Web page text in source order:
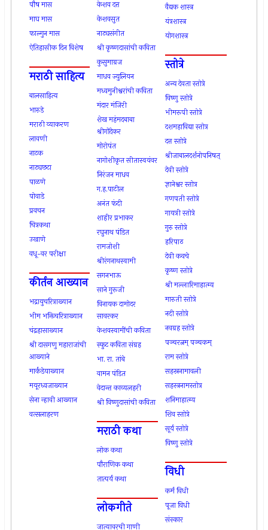
पौष मास
माघ मास
फाल्गुन मास
ऐतिहासीक दिन विशेष
मराठी साहित्य
बालसाहित्य
भारुडे
मराठी व्याकरण
लावणी
नाटक
नाट्यछटा
पाळणे
पोवाडे
प्रवचन
चित्रकथा
उखाणे
वधू-वर परीक्षा
कीर्तन आख्यान
भद्रायुचरित्राख्यान
भीम भक्तिचरित्राख्यान
चंद्रहासाख्यान
श्री दासगणु महाराजांची
आख्याने
मार्कंडेयाख्यान
मयूरध्वजाख्यान
सेना न्हावी आख्यान
वत्सलाहरण
केशव दत्त
केशवसुत
नाट्यसंगीत
श्री कृष्णदासांची कविता
कुसुमाग्रज
माधव ज्युलियन
मध्वमुनीश्वरांची कविता
मंदार मंजिरी
शेख महंमदबाबा
श्रीगोंदेकर
मोरोपंत
नागोशीकृत सीतास्वयंवर
निरंजन माधव
ग.ह.पाटील
अनंत फंदी
शाहीर प्रभाकर
रघुनाथ पंडित
रामजोशी
श्रीरंगनाथस्वामी
सगनभाऊ
साने गुरूजी
विनायक दामोदर
सावरकर
केशवस्वामींची कविता
स्फुट कविता संग्रह
भा. रा. तांबे
वामन पंडित
वेदान्त काव्यलहरी
श्री विष्णुदासांची कविता
मराठी कथा
लोक कथा
पौराणिक कथा
तात्पर्य कथा
लोकगीते
जात्यावरची गाणी
वैद्यक शास्त्र
यंत्रशास्त्र
योगशास्त्र
स्तोत्रे
अन्य देवता स्तोत्रे
विष्णु स्तोत्रे
भीमरूपी स्तोत्रे
दशमहाविद्या स्तोत्र
दत्त स्तोत्रे
श्रीजाबालदर्शनोपनिषत्
देवी स्तोत्रे
ज्ञानेश्वर स्तोत्र
गणपती स्तोत्रे
गायत्री स्तोत्रे
गुरु स्तोत्रे
हरिपाठ
देवी कवचे
कृष्ण स्तोत्रे
श्री मल्लारिमाहात्म्य
मारुती स्तोत्रे
नदी स्तोत्रे
नवग्रह स्तोत्रे
पञ्चरत्नम् पञ्चकम्
राम स्तोत्रे
सहस्रनामावली
सहस्त्रनामस्तोत्र
शनिमाहात्म्य
शिव स्तोत्रे
सूर्य स्तोत्रे
विष्णु स्तोत्रे
विधी
कर्म विधी
पूजा विधी
संस्कार